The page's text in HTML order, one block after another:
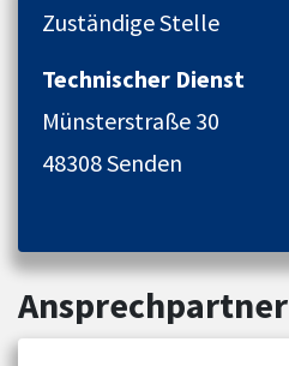
Zuständige Stelle
Technischer Dienst
Münsterstraße 30
48308 Senden
Ansprechpartner